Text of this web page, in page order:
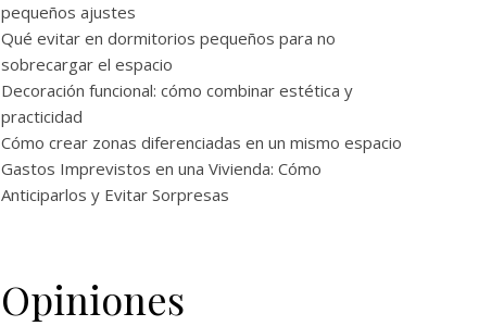
pequeños ajustes
Qué evitar en dormitorios pequeños para no
sobrecargar el espacio
Decoración funcional: cómo combinar estética y
practicidad
Cómo crear zonas diferenciadas en un mismo espacio
Gastos Imprevistos en una Vivienda: Cómo
Anticiparlos y Evitar Sorpresas
Opiniones